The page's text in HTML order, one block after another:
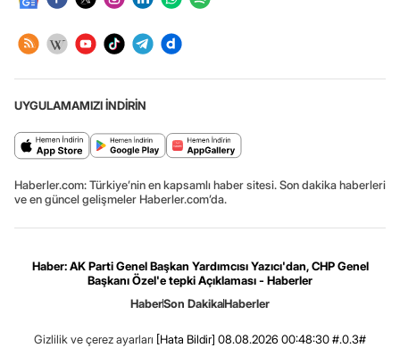
UYGULAMAMIZI İNDİRİN
Haberler.com: Türkiye’nin en kapsamlı haber sitesi. Son dakika haberleri
ve en güncel gelişmeler Haberler.com’da.
Haber: AK Parti Genel Başkan Yardımcısı Yazıcı'dan, CHP Genel
Başkanı Özel'e tepki Açıklaması - Haberler
HaberSon DakikaHaberler
Gizlilik ve çerez ayarları [Hata Bildir] 08.08.2026 00:48:30 #.0.3#